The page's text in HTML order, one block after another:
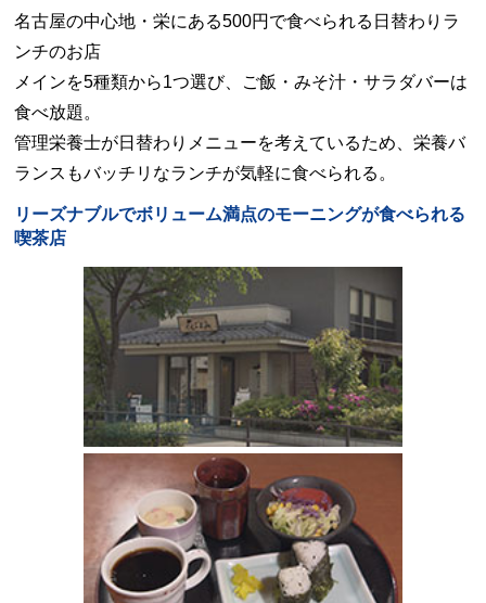
名古屋の中心地・栄にある500円で食べられる日替わりラ
ンチのお店
メインを5種類から1つ選び、ご飯・みそ汁・サラダバーは
食べ放題。
管理栄養士が日替わりメニューを考えているため、栄養バ
ランスもバッチリなランチが気軽に食べられる。
リーズナブルでボリューム満点のモーニングが食べられる
喫茶店